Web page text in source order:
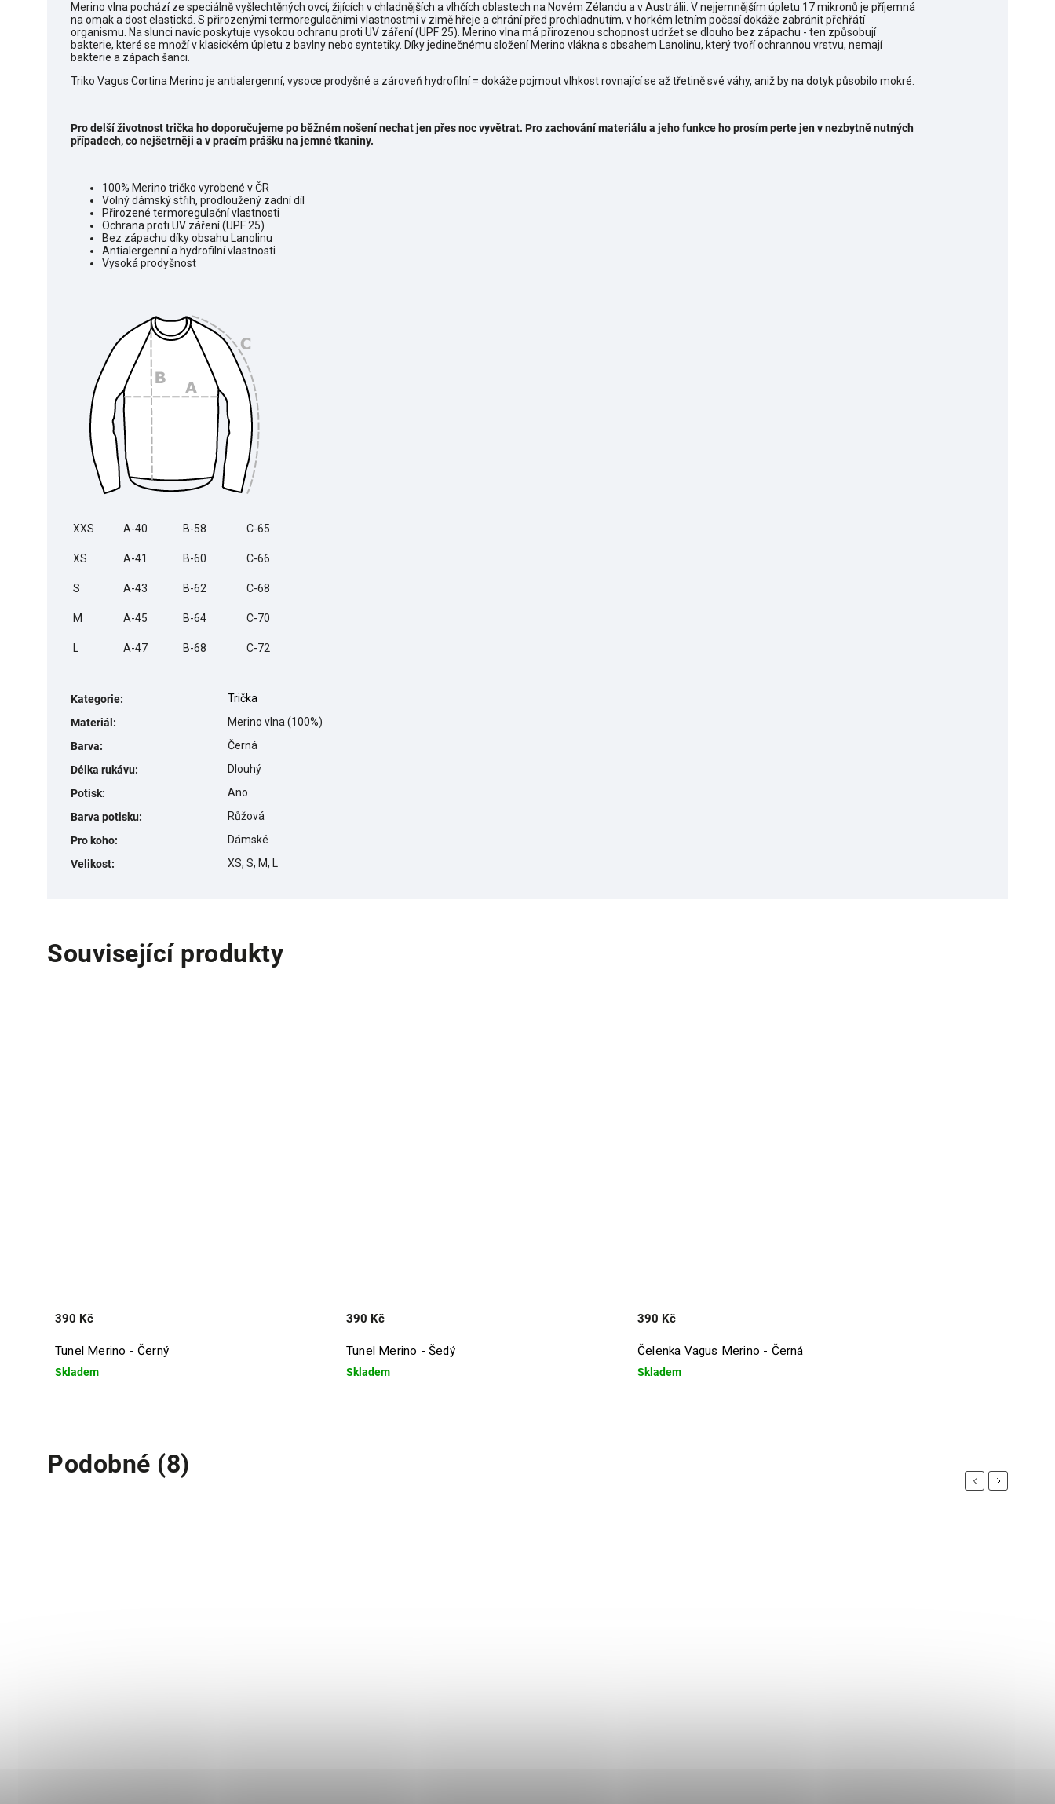
Merino vlna pochází ze speciálně vyšlechtěných ovcí, žijících v chladnějších a vlhčích oblastech na Novém Zélandu a v Austrálii. V nejjemnějším úpletu 17 mikronů je příjemná
na omak a dost elastická. S přirozenými termoregulačními vlastnostmi v zimě hřeje a chrání před prochladnutím, v horkém letním počasí dokáže zabránit přehřátí
organismu. Na slunci navíc poskytuje vysokou ochranu proti UV záření (UPF 25). Merino vlna má přirozenou schopnost udržet se dlouho bez zápachu - ten způsobují
bakterie, které se množí v klasickém úpletu z bavlny nebo syntetiky. Díky jedinečnému složení Merino vlákna s obsahem Lanolinu, který tvoří ochrannou vrstvu, nemají
bakterie a zápach šanci.
Triko Vagus Cortina Merino je antialergenní, vysoce prodyšné a zároveň hydrofilní = dokáže pojmout vlhkost rovnající se až třetině své váhy, aniž by na dotyk působilo mokré.
Pro delší životnost trička ho doporučujeme po běžném nošení nechat jen přes noc vyvětrat. Pro zachování materiálu a jeho funkce ho prosím perte jen v nezbytně nutných
případech, co nejšetrněji a v pracím prášku na jemné tkaniny.
100% Merino tričko vyrobené v ČR
Volný dámský střih, prodloužený zadní díl
Přirozené termoregulační vlastnosti
Ochrana proti UV záření (UPF 25)
Bez zápachu díky obsahu Lanolinu
Antialergenní a hydrofilní vlastnosti
Vysoká prodyšnost
XXS A-40 B-58 C-65
XS A-41 B-60 C-66
S A-43 B-62 C-68
M A-45 B-64 C-70
L A-47 B-68 C-72
Kategorie:
Trička
Materiál :
Merino vlna (100%)
Barva:
Černá
Délka rukávu:
Dlouhý
Potisk:
Ano
Barva potisku:
Růžová
Pro koho:
Dámské
Velikost: XS, S, M, L
Související produkty
Tunel Merino - Černý
Skladem
390 Kč
Tunel Merino - Šedý
Skladem
390 Kč
Čelenka Vagus Merino - Černá
Skladem
390 Kč
Podobné (8)
PreviousNext